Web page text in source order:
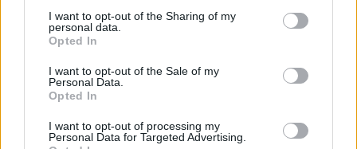
I want to opt-out of the Sharing of my
personal data.
Opted In
I want to opt-out of the Sale of my
Personal Data.
Opted In
I want to opt-out of processing my
Personal Data for Targeted Advertising.
Médiaajánlat
Sütibeállítások
Médiatér